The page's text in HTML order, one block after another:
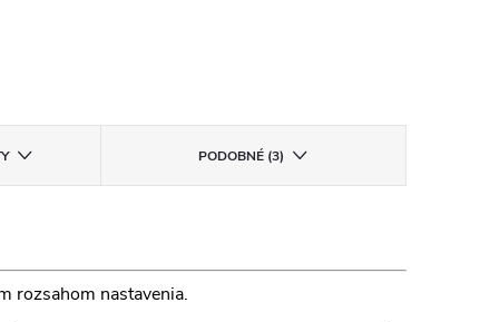
PODOBNÉ (3)
rozsahom nastavenia.